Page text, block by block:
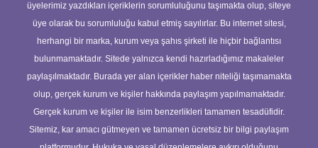
üyelerimiz yazdıkları içeriklerin sorumluluğunu taşımakta olup, siteye
üye olarak bu sorumluluğu kabul etmiş sayılırlar. Bu internet sitesi,
herhangi bir marka, kurum veya şahıs şirketi ile hiçbir bağlantısı
bulunmamaktadır. Sitede yalnızca kendi hazırladığımız makaleler
paylaşılmaktadır. Burada yer alan içerikler haber niteliği taşımamakta
olup, gerçek kurum ve kişiler hakkında paylaşım yapılmamaktadır.
Gerçek kurum ve kişiler ile isim benzerlikleri tamamen tesadüfidir.
Sitemiz, kar amacı gütmeyen ve tamamen ücretsiz bir bilgi paylaşım